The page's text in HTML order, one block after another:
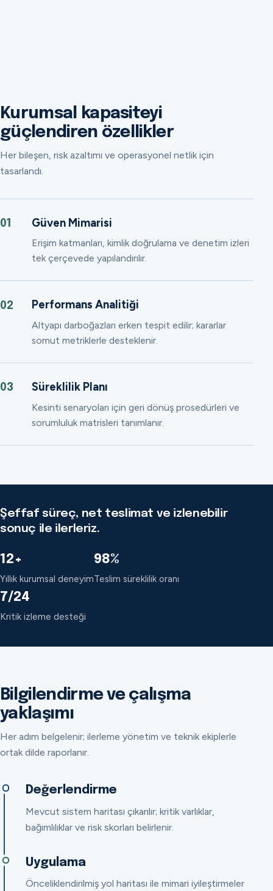
Kurumsal kapasiteyi
güçlendiren özellikler
Her bileşen, risk azaltımı ve operasyonel netlik için
tasarlandı.
01 Güven Mimarisi
Erişim katmanları, kimlik doğrulama ve denetim izleri
tek çerçevede yapılandırılır.
02 Performans Analitiği
Altyapı darboğazları erken tespit edilir; kararlar
somut metriklerle desteklenir.
03 Süreklilik Planı
Kesinti senaryoları için geri dönüş prosedürleri ve
sorumluluk matrisleri tanımlanır.
Şeffaf süreç, net teslimat ve izlenebilir
sonuç ile ilerleriz.
12+
Yıllık kurumsal deneyim
98%
Teslim süreklilik oranı
7/24
Kritik izleme desteği
Bilgilendirme ve çalışma
yaklaşımı
Her adım belgelenir; ilerleme yönetim ve teknik ekiplerle
ortak dilde raporlanır.
Değerlendirme
Mevcut sistem haritası çıkarılır; kritik varlıklar,
bağımlılıklar ve risk skorları belirlenir.
Uygulama
Önceliklendirilmiş yol haritası ile mimari iyileştirmeler